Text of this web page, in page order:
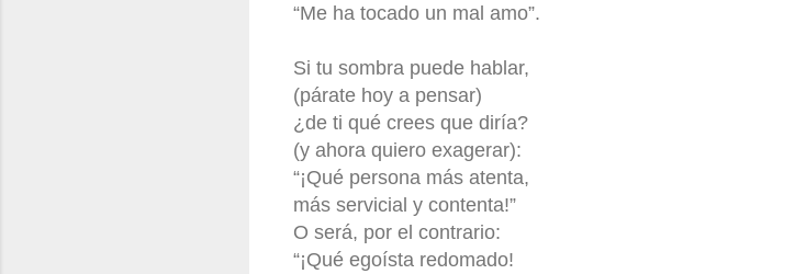
“Me ha tocado un mal amo”.
Si tu sombra puede hablar,
(párate hoy a pensar)
¿de ti qué crees que diría?
(y ahora quiero exagerar):
“¡Qué persona más atenta,
más servicial y contenta!”
O será, por el contrario:
“¡Qué egoísta redomado!